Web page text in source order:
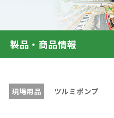
製品・商品情報
現場用品 ツルミポンプ